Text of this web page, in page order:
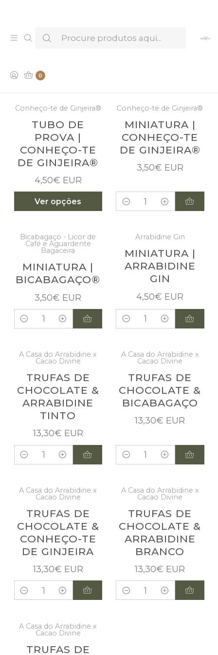
0
Conheço-te de Ginjeira®
TUBO DE
PROVA |
CONHEÇO-TE
DE GINJEIRA®
4,50€ EUR
Ver opções
Conheço-te de Ginjeira®
MINIATURA |
CONHEÇO-TE
DE GINJEIRA®
3,50€ EUR
Quantidade
Bicabagaço - Licor de
Café e Aguardente
Bagaceira
MINIATURA |
BICABAGAÇO®
3,50€ EUR
Quantidade
Arrabidine Gin
MINIATURA |
ARRABIDINE
GIN
4,50€ EUR
Quantidade
Não Disponível
A Casa do Arrabidine x
Cacao Divine
TRUFAS DE
CHOCOLATE &
ARRABIDINE
TINTO
13,30€ EUR
Quantidade
Não Disponível
A Casa do Arrabidine x
Cacao Divine
TRUFAS DE
CHOCOLATE &
BICABAGAÇO
13,30€ EUR
Quantidade
Não Disponível
A Casa do Arrabidine x
Cacao Divine
TRUFAS DE
CHOCOLATE &
CONHEÇO-TE
DE GINJEIRA
13,30€ EUR
Quantidade
Não Disponível
A Casa do Arrabidine x
Cacao Divine
TRUFAS DE
CHOCOLATE &
ARRABIDINE
BRANCO
13,30€ EUR
Quantidade
Não Disponível
A Casa do Arrabidine x
Cacao Divine
TRUFAS DE